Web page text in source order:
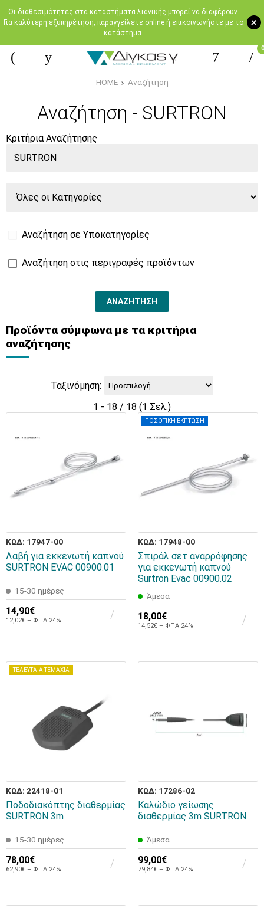
+
Oι διαθεσιμότητες στα καταστήματα λιανικής μπορεί να διαφέρουν.
Για καλύτερη εξυπηρέτηση, παραγγείλετε online ή επικοινωνήστε με το
κατάστημα.
0
HOME Αναζήτηση
Αναζήτηση - SURTRON
Κριτήρια Αναζήτησης
Αναζήτηση σε Υποκατηγορίες
Αναζήτηση στις περιγραφές προϊόντων
Προϊόντα σύμφωνα με τα κριτήρια
αναζήτησης
Ταξινόμηση:
1 - 18 / 18 (1 Σελ.)
ΚΩΔ: 17947-00
Λαβή για εκκενωτή καπνού
SURTRON EVAC 00900.01
15-30 ημέρες
14,90€
12,02€ + ΦΠΑ 24%
ΠΟΣΟΤΙΚΗ ΕΚΠΤΩΣΗ
ΚΩΔ: 17948-00
Σπιράλ σετ αναρρόφησης
για εκκενωτή καπνού
Surtron Evac 00900.02
Άμεσα
18,00€
14,52€ + ΦΠΑ 24%
ΤΕΛΕΥΤΑΙΑ ΤΕΜΑΧΙΑ
ΚΩΔ: 22418-01
Ποδοδιακόπτης διαθερμίας
SURTRON 3m
15-30 ημέρες
78,00€
62,90€ + ΦΠΑ 24%
ΚΩΔ: 17286-02
Καλώδιο γείωσης
διαθερμίας 3m SURTRON
Άμεσα
99,00€
79,84€ + ΦΠΑ 24%